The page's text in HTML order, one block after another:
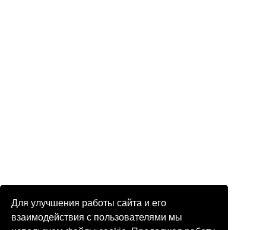
Для улучшения работы сайта и его
взаимодействия с пользователями мы